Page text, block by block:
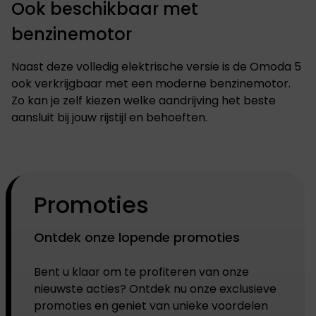
Ook beschikbaar met
benzinemotor
Naast deze volledig elektrische versie is de Omoda 5
ook verkrijgbaar met een moderne benzinemotor.
Zo kan je zelf kiezen welke aandrijving het beste
aansluit bij jouw rijstijl en behoeften.
Promoties
Ontdek onze lopende promoties
Bent u klaar om te profiteren van onze
nieuwste acties? Ontdek nu onze exclusieve
promoties en geniet van unieke voordelen